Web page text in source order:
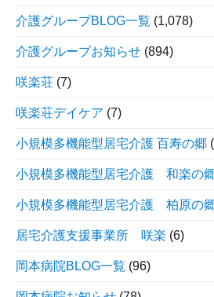
介護グループBLOG一覧 (1,078)
介護グループお知らせ (894)
咲楽荘 (7)
咲楽荘デイケア (7)
小規模多機能型居宅介護 百寿の郷
小規模多機能型居宅介護 和楽の
小規模多機能型居宅介護 柏原の
居宅介護支援事業所 咲楽 (6)
岡本病院BLOG一覧 (96)